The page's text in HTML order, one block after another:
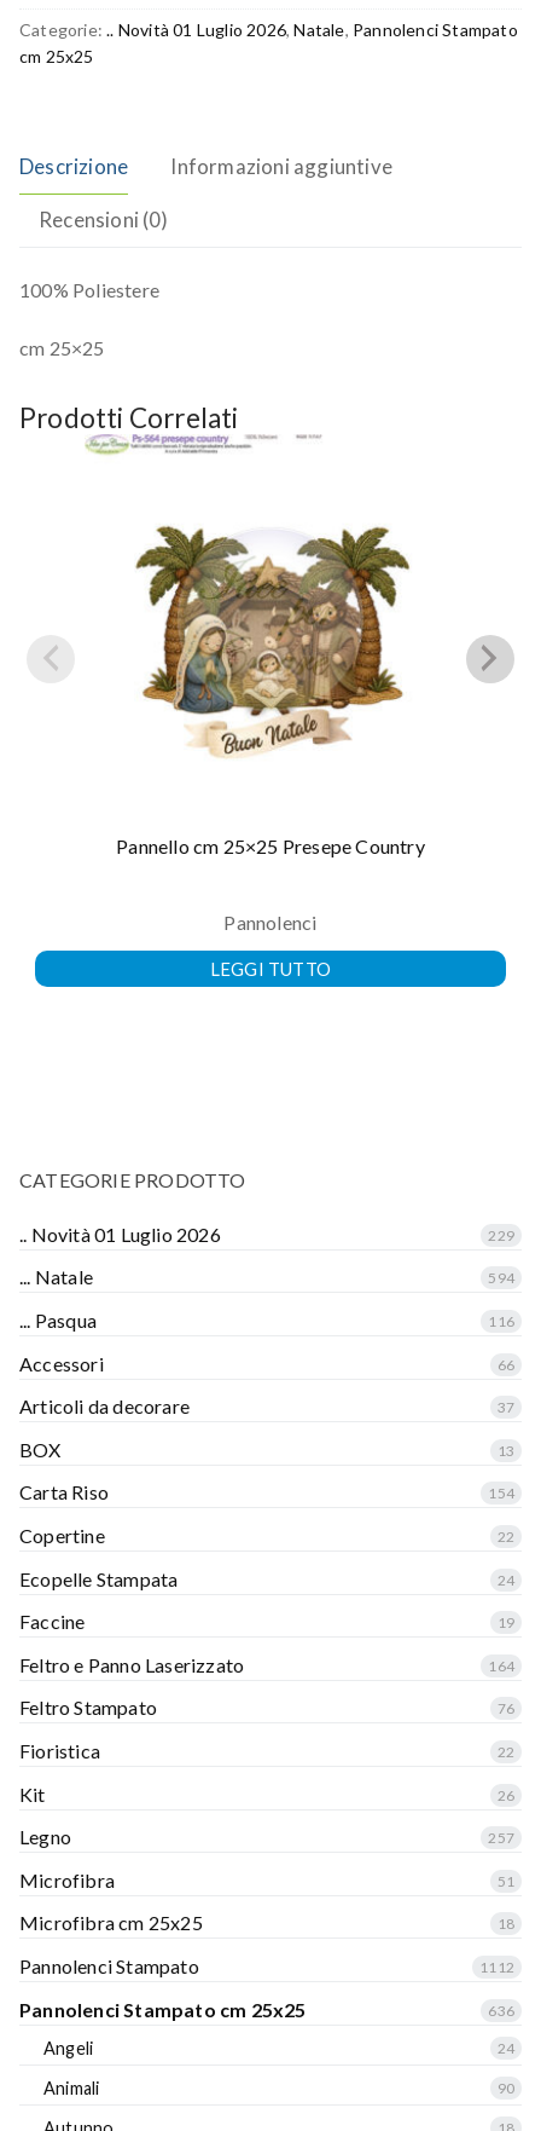
Categorie:.. Novità 01 Luglio 2026,Natale, Pannolenci Stampato
cm 25x25
Descrizione Informazioni aggiuntive
Recensioni (0)
100% Poliestere
cm 25×25
Prodotti Correlati
Pannello cm 25×25 Presepe Country
Pannolenci
LEGGI TUTTO
CATEGORIE PRODOTTO
.. Novità 01 Luglio 2026 229
... Natale 594
... Pasqua 116
Accessori 66
Articoli da decorare 37
BOX 13
Carta Riso 154
Copertine 22
Ecopelle Stampata 24
Faccine 19
Feltro e Panno Laserizzato 164
Feltro Stampato 76
Fioristica 22
Kit 26
Legno 257
Microfibra 51
Microfibra cm 25x25 18
Pannolenci Stampato 1112
Pannolenci Stampato cm 25x25 636
Angeli 24
Animali 90